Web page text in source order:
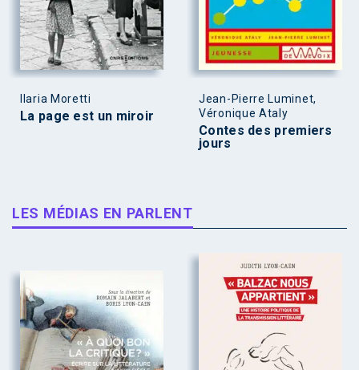
Ilaria Moretti
La page est un miroir
Jean-Pierre Luminet,
Véronique Ataly
Contes des premiers
jours
LES MÉDIAS EN PARLENT